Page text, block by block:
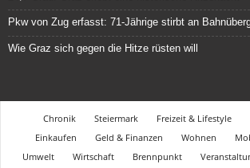
Pkw von Zug erfasst: 71-Jährige stirbt an
Wie Graz sich gegen die Hitze rüsten will
Chronik Steiermark Freizeit & Lifestyle
Einkaufen
Geld & Finanzen Wohnen
Umwelt
Wirtschaft Brennpunkt